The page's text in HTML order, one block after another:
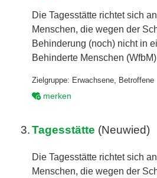
Die Tagesstätte richtet sich
Menschen, die wegen der
Behinderung (noch) nicht in
Behinderte Menschen
Zielgruppe: Erwachsene, Betroffene
merken
3. Tagesstätte (Neuwied)
Die Tagesstätte richtet sich
Menschen, die wegen der